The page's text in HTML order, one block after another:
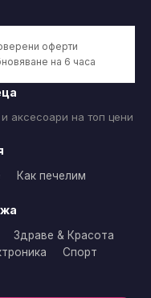
оферти
на 6 часа
аксесоари на топ цени
Как печелим
Здраве & Красота
Спорт